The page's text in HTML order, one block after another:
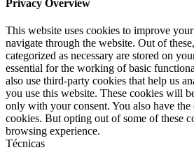
Privacy Overview
This website uses cookies to improve
navigate through the website. Out of
categorized as necessary are stored on
essential for the working of basic
also use third-party cookies that help us
you use this website. These cookies will
only with your consent. You also have
cookies. But opting out of some of these
browsing experience.
Técnicas